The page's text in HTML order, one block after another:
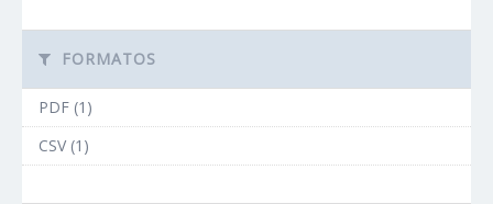
FORMATOS
PDF (1)
CSV (1)